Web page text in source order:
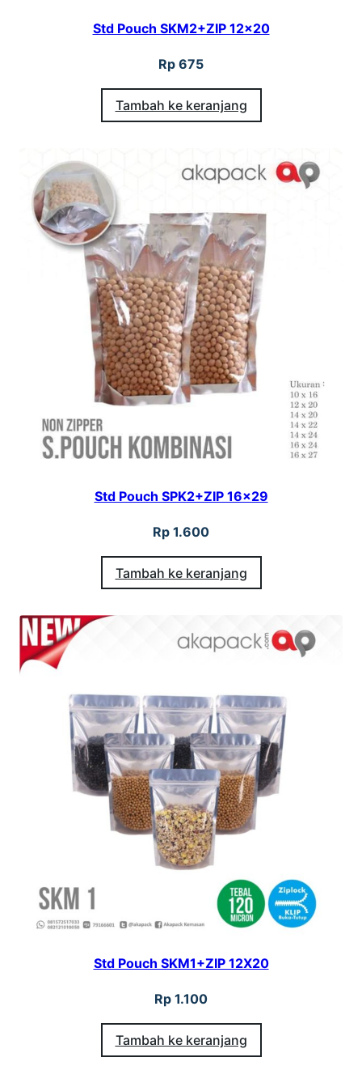
Std Pouch SKM2+ZIP 12×20
Rp 675
Tambah ke keranjang
Std Pouch SPK2+ZIP 16×29
Rp 1.600
Tambah ke keranjang
Std Pouch SKM1+ZIP 12X20
Rp 1.100
Tambah ke keranjang